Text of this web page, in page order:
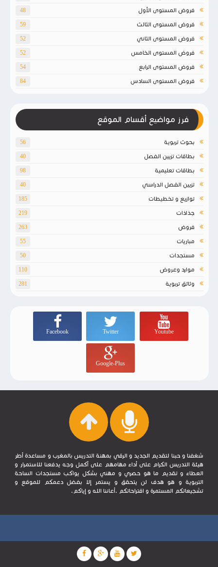
فروض المستوى الأول 48
فروض المستوى الثالث 59
فروض المستوى الثاني 52
فروض المستوى الخامس 52
فروض المستوى الرابع 54
فروض المستوى السادس 84
فرز مواضيع أقسام الموقع
بحوث تربوية 56
بطاقات تزيين الفصل 40
بطاقات تعليمية 98
تزيين الفصل الدراسي 40
توازيع و تخطيطات 185
جذاذات 219
فروض 263
مباريات 55
مستجدات 50
موارد وعروض 110
وثائق تربوية 281
Youtube
Twitter
Facebook
Google-Plus
شغفنا و حبنا لتقديم الجديد و الرقي بمهنة التدريس بالمغرب و مساعدة أطر
هيئة التدريس الكرام على أداء مهامهم على أكمل وجه يدفعنا للاستمرار و
العطاء و تقديم ما هو حصري و مهني بشكل يواكب مستجدات الساحة
التربوية و هو هدف لن يتحقق و يستمر إلا بفضل دعمكم للموقع و
تشجيعاتكم المستمرة و اقتراحاتكم .أعاننا الله و إياكم.